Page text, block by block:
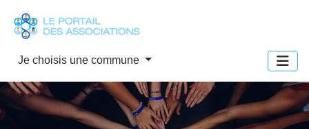
Je choisis une commune